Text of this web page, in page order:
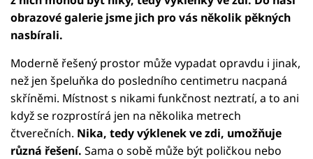
obrazové galerie jsme jich pro vás několik pěkných
nasbírali.
Moderně řešený prostor může vypadat opravdu i jinak,
než jen špeluňka do posledního centimetru nacpaná
skříněmi. Místnost s nikami funkčnost neztratí, a to ani
když se rozprostírá jen na několika metrech
čtverečních. Nika, tedy výklenek ve zdi, umožňuje
různá řešení. Sama o sobě může být poličkou nebo